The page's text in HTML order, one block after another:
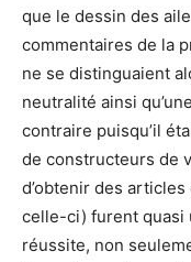
que le dessin des
commentaires de la
ne se distinguaient
neutralité ainsi
contraire puisqu’il
de constructeurs de
d’obtenir des
celle-ci) furent quasi
réussite, non